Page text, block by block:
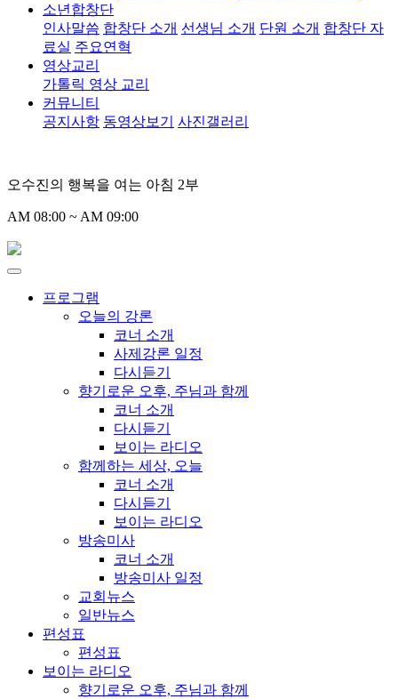
소년합창단
인사말씀 합창단 소개 선생님 소개 단원 소개 합창단 자
료실 주요연혁
영상교리
가톨릭 영상 교리
커뮤니티
공지사항 동영상보기 사진갤러리
오수진의 행복을 여는 아침 2부
AM 08:00 ~ AM 09:00
프로그램
오늘의 강론
코너 소개
사제강론 일정
다시듣기
향기로운 오후, 주님과 함께
코너 소개
다시듣기
보이는 라디오
함께하는 세상, 오늘
코너 소개
다시듣기
보이는 라디오
방송미사
코너 소개
방송미사 일정
교회뉴스
일반뉴스
편성표
편성표
보이는 라디오
향기로운 오후, 주님과 함께